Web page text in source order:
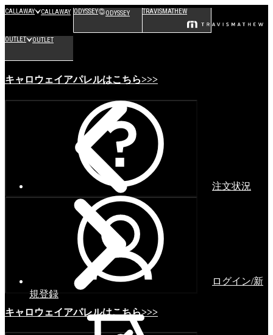
CALLAWAY CALLAWAY ODYSSEY ODYSSEY TRAVISMATHEW
OUTLET OUTLET
キャロウェイアパレルはこちら>>>
キャロウェイアパレルはこちら>>>
注文状況
ログイン/新
規登録